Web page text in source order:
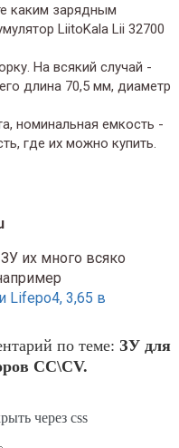
каким зарядным
LiitoKala Lii 32700
На всякий случай -
длина 70,5 мм, диаметр
номинальная емкость -
где их можно купить.
их много всяко
Lifepo4, 3,65 в
по теме: ЗУ для
CC\CV.
через css